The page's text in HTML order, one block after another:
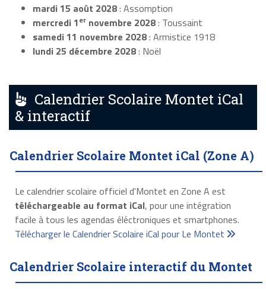
mardi 15 août 2028: Assomption
mercredi 1er novembre 2028: Toussaint
samedi 11 novembre 2028: Armistice 1918
lundi 25 décembre 2028: Noël
Calendrier Scolaire Montet iCal
& interactif
Calendrier Scolaire Montet iCal (Zone A)
Le calendrier scolaire officiel d'Montet en Zone A est
téléchargeable au format iCal, pour une intégration
facile à tous les agendas éléctroniques et smartphones.
Télécharger le Calendrier Scolaire iCal pour Le Montet
Calendrier Scolaire interactif du Montet